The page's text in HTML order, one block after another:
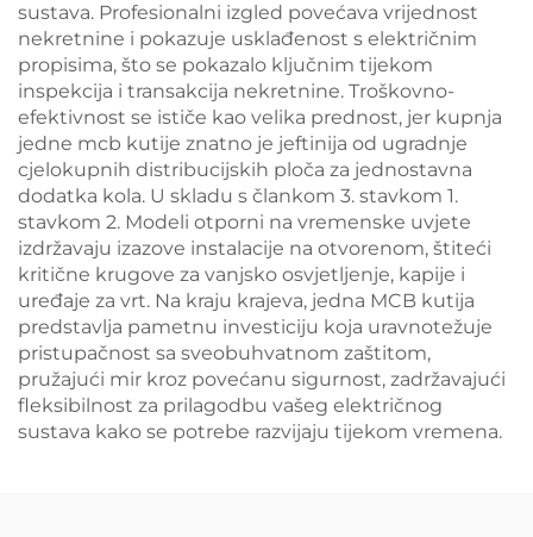
sustava. Profesionalni izgled povećava vrijednost
nekretnine i pokazuje usklađenost s električnim
propisima, što se pokazalo ključnim tijekom
inspekcija i transakcija nekretnine. Troškovno-
efektivnost se ističe kao velika prednost, jer kupnja
jedne mcb kutije znatno je jeftinija od ugradnje
cjelokupnih distribucijskih ploča za jednostavna
dodatka kola. U skladu s člankom 3. stavkom 1.
stavkom 2. Modeli otporni na vremenske uvjete
izdržavaju izazove instalacije na otvorenom, štiteći
kritične krugove za vanjsko osvjetljenje, kapije i
uređaje za vrt. Na kraju krajeva, jedna MCB kutija
predstavlja pametnu investiciju koja uravnotežuje
pristupačnost sa sveobuhvatnom zaštitom,
pružajući mir kroz povećanu sigurnost, zadržavajući
fleksibilnost za prilagodbu vašeg električnog
sustava kako se potrebe razvijaju tijekom vremena.